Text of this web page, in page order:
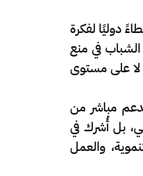
ليمنح غطاءً دوليًا لفكرة
الشباب في منع
لا على مستوى
مباشر من
بل أُشرك في
والعمل